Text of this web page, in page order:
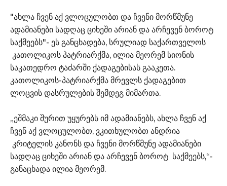
"ახლა ჩვენ აქ ვლოცულობთ და ჩვენი მორწმუნე
ადამიანები სადღაც ციხეში არიან და არჩევენ ბოროტ
საქმეებს"- ეს განცხადება, სრულიად საქართველოს
კათოლიკოს პატრიარქმა, ილია მეორემ სიონის
საკათედრო ტაძარში ქადაგებისას გააკეთა.
კათოლიკოს-პატრიარქმა მრევლს ქადაგებით
ლოცვის დასრულების შემდეგ მიმართა.
„ეშმაკი შურით უყურებს იმ ადამიანებს, ახლა ჩვენ აქ
ჩვენ აქ ვლოცულობთ, ვკითხულობთ ანდრია
კრიტელის კანონს და ჩვენი მორწმუნე ადამიანები
სადღაც ციხეში არიან და არჩევენ ბოროტ საქმეებს,“-
განაცხადა ილია მეორემ.